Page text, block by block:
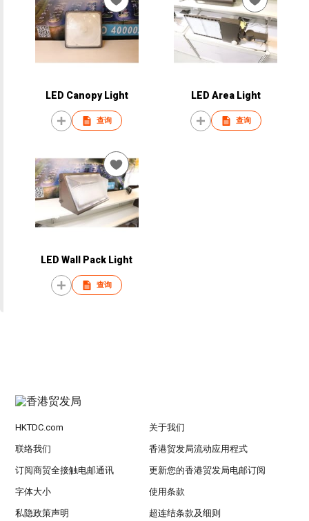
LED Canopy Light
查询
LED Area Light
查询
LED Wall Pack Light
查询
HKTDC.com 关于我们
联络我们 香港贸发局流动应用程式
订阅商贸全接触电邮通讯 更新您的香港贸发局电邮订阅
字体大小 使用条款
私隐政策声明 超连结条款及细则